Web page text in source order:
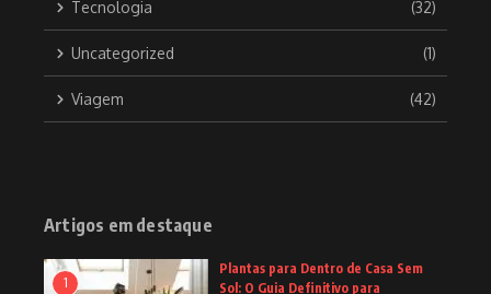
Tecnologia (32)
Uncategorized (1)
Viagem (42)
Artigos em destaque
1
Plantas para Dentro de Casa Sem
Sol: O Guia Definitivo para